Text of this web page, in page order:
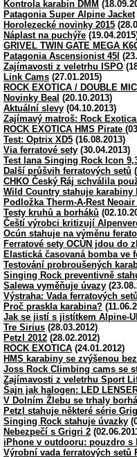
Kontrola karabin DMM
Patagonia Super Alpine Jacket
Horolezecké novinky 2015
Náplast na puchýře
GRIVEL TWIN GATE MEGA
Patagonia Ascensionist 45l
Zajímavosti z veletrhu ISPO
Link Cams (27.01.2015)
ROCK EXOTICA / DOUBLE
Novinky Beal (20.10.2013)
Aktuální slevy (04.10.2013)
Zajímavý matroš: Rock Exotica
ROCK EXOTICA HMS Pirate
Test: Optrix XD5 (16.08.2013)
Via ferratové sety (30.04.2013)
Test lana Singing Rock Icon
Další průšvih ferratových setů
CHKO Český Ráj schválila
Wild Country stahuje karabiny
Podložka Therm-A-Rest Neoair
Testy kruhů a borháků
Čeští výrobci kritizují
Ocún stahuje na výměnu
Ferratové sety OCÚN jdou do
Elastická časovaná bomba ve
Testování probroušených
Singing Rock preventivně
Salewa vyměňuje úvazy
Výstraha: Vada ferratových
Proč praskla karabina?
Jak se jistí s jistítkem Alpine-
Tre Sirius (28.03.2012)
Petzl 2012 (28.02.2012)
ROCK EXOTICA (24.01.2012)
HMS karabiny se zvýšenou
Joss Rock Climbing cams se
Zajímavosti z veletrhu Sport
Šajn jak halogen: LED
V Dolním Žlebu se trhaly
Petzl stahuje některé série
Singing Rock stahuje úvazky
Nebezpečí s Grigri 2
iPhone v outdooru: pouzdro s
Výrobní vada ferratových setů